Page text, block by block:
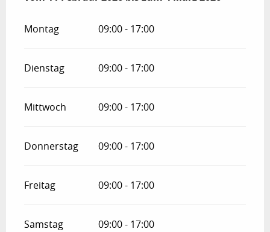
Montag 09:00 - 17:00
Dienstag 09:00 - 17:00
Mittwoch 09:00 - 17:00
Donnerstag 09:00 - 17:00
Freitag 09:00 - 17:00
Samstag 09:00 - 17:00